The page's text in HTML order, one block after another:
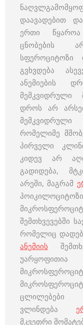
დაავადებით
ერთი წყაროა
ცნობების
სფეროციტოზი
გვხვდება
ანემიების
მემკვიდრული
დროს არ
მემკვიდრული
რომელიმე
პირველი
კიდევ არ
გადიდება,
არეში, მაგრამ
შემთხვევებში
რომელიც
ანემიის
ცლილებები
ვლინდება
მკვეთრი